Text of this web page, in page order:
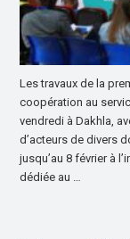
Les travaux de la
coopération au
vendredi à Dakhla,
d’acteurs de divers
jusqu’au 8 février à
dédiée au …